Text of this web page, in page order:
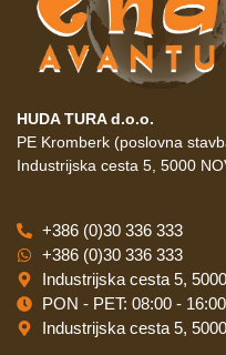
HUDA TURA d.o.o.
PE Kromberk (poslovna
Industrijska cesta 5, 5000
+386 (0)30 336 333
+386 (0)30 336 333
Industrijska cesta 5,
PON - PET: 08:00 - 16:00
Industrijska cesta 5,